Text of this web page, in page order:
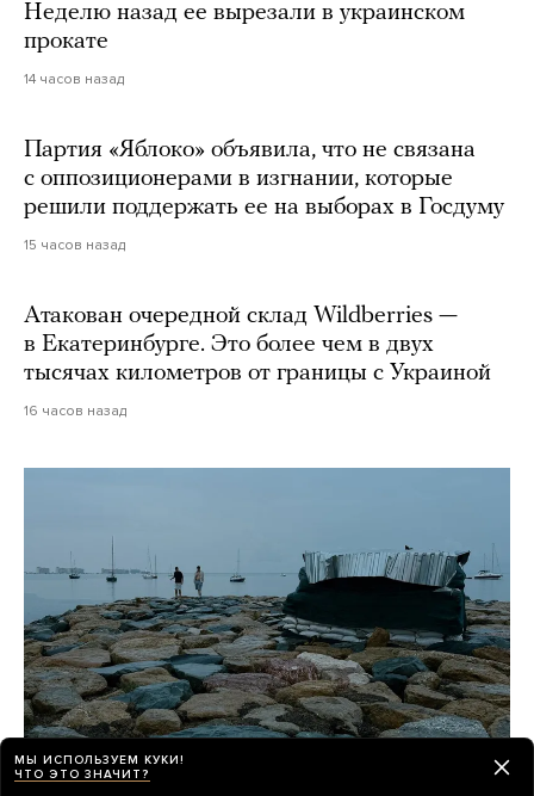
Неделю назад ее вырезали в украинском
прокате
14 часов назад
Партия «Яблоко» объявила, что не связана
с оппозиционерами в изгнании, которые
решили поддержать ее на выборах в Госдуму
15 часов назад
Атакован очередной склад Wildberries —
в Екатеринбурге. Это более чем в двух
тысячах километров от границы с Украиной
16 часов назад
МЫ ИСПОЛЬЗУЕМ КУКИ!
ЧТО ЭТО ЗНАЧИТ?